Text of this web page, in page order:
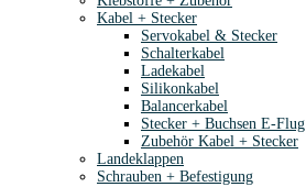
Kabel + Stecker
Servokabel & Stecker
Schalterkabel
Ladekabel
Silikonkabel
Balancerkabel
Stecker + Buchsen E-Flug
Zubehör Kabel + Stecker
Landeklappen
Schrauben + Befestigung